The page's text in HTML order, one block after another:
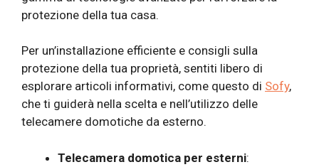
protezione della tua casa.
Per un’installazione efficiente e consigli sulla
protezione della tua proprietà, sentiti libero di
esplorare articoli informativi, come questo di Sofy,
che ti guiderà nella scelta e nell’utilizzo delle
telecamere domotiche da esterno.
Telecamera domotica per esterni: